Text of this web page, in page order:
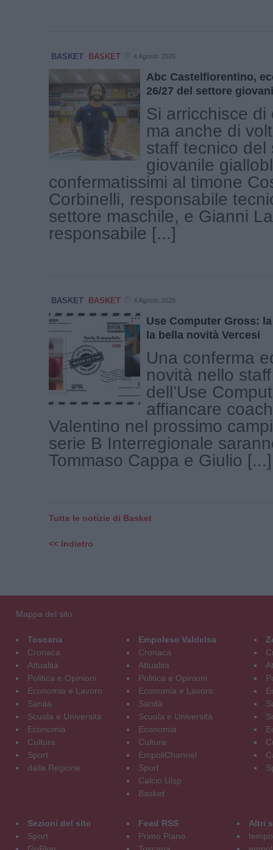
BASKET BASKET 4 Agosto 2026
Abc Castelfiorentino,
26/27 del settore
Si arricchisce di
ma anche di
staff tecnico del
giovanile
confermatissimi al timone
Corbinelli, responsabile
settore maschile, e Gianni
responsabile [...]
BASKET BASKET 4 Agosto 2026
Use Computer Gross:
la bella novità Vercesi
Una conferma
novità nello
dell’Use
affiancare
Valentino nel prossimo
serie B Interregionale
Tommaso Cappa e Giulio [...]
Tutte le notizie di Basket
<< Indietro
Mappa del sito
Toscana
Cronaca
Attualità
Politica e Opinioni
Economia e Lavoro
Sanità
Scuola e Università
Economia
Cultura
Sport
dalla Regione
Empolese Valdelsa
Cronaca
Attualità
Politica e Opinioni
Economia e Lavoro
Sanità
Scuola e Università
Economia
Cultura
EmpoliChannel
Sport
Calcio Uisp
Basket
Sezioni del sito
Sport
Feed RSS
Primo Piano
Altri